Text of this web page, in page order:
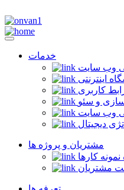
خدمات
وب سایت
اینترنتی
کاربری
سازی و سئو
وب سایت
دیجیتال
مشتریان و پروژه ها
کارها
مشتریان